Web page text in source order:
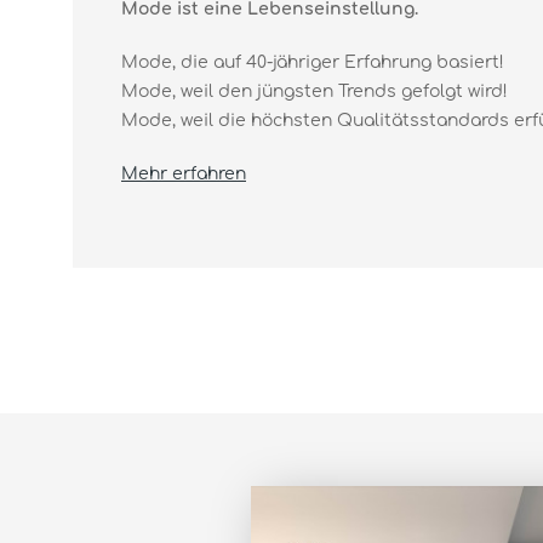
Mode ist eine Lebenseinstellung.
Mode, die auf 40-jähriger Erfahrung basiert!
Mode, weil den jüngsten Trends gefolgt wird!
Mode, weil die höchsten Qualitätsstandards
Mehr erfahren